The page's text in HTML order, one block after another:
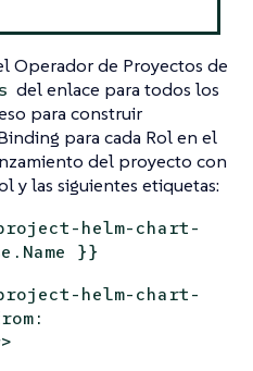
Operador de Proyectos de
del enlace para todos los
para construir
para cada Rol en el
del proyecto con
y las siguientes etiquetas:
helm-chart-
}}
helm-chart-